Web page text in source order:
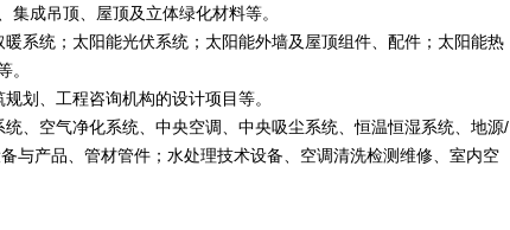
成吊顶、屋顶及立体绿化材料等。
暖系统；太阳能光伏系统；太阳能外墙及屋顶组件、配件；太阳能热
。
划、工程咨询机构的设计项目等。
统、空气净化系统、中央空调、中央吸尘系统、恒温恒湿系统、地源/
与产品、管材管件；水处理技术设备、空调清洗检测维修、室内空